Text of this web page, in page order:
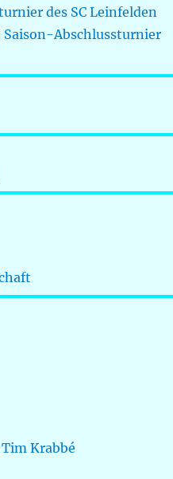
des SC Leinfelden
Abschlussturnier
Krabbé